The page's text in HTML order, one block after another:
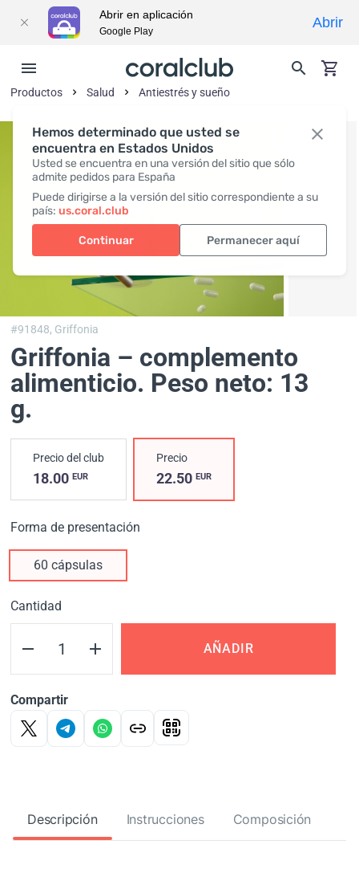
Hemos determinado que usted se
encuentra en Estados Unidos
Usted se encuentra en una versión del sitio que sólo
admite pedidos para España
Puede dirigirse a la versión del sitio correspondiente a su
país: us.coral.club
Continuar Permanecer aquí
Productos Salud Antiestrés y sueño
#91848, Griffonia
Griffonia – complemento
alimenticio. Peso neto: 13
g.
Precio del club
18.00 EUR
Precio
22.50EUR
Forma de presentación
60 cápsulas
Cantidad
AÑADIR
Compartir
Descripción Instrucciones Composición
Abrir en aplicación
Google Play
Abrir